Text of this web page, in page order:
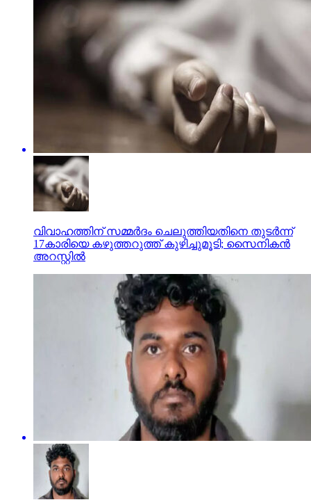
വിവാഹത്തിന് സമ്മര്‍ദം ചെലുത്തിയതിനെ തുടര്‍ന്ന്
17കാരിയെ കഴുത്തറുത്ത് കുഴിച്ചുമൂടി; സൈനികന്‍
അറസ്റ്റില്‍